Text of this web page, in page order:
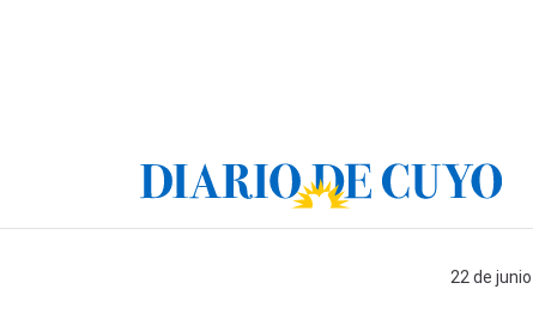
22 de